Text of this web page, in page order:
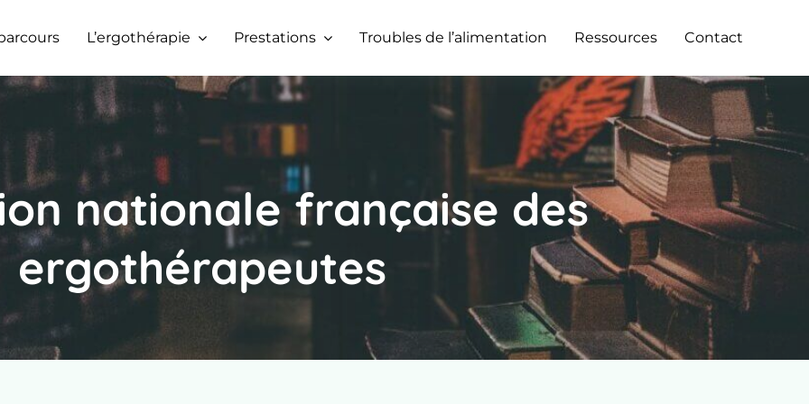
L’ergothérapie Prestations Troubles de l’alimentation Ressources Contact
nationale française des
ergothérapeutes